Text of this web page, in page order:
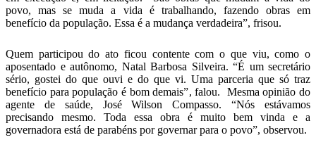
povo, mas se muda a vida é trabalhando, fazendo obras em
benefício da população. Essa é a mudança verdadeira”, frisou.
Quem participou do ato ficou contente com o que viu, como o
aposentado e autônomo, Natal Barbosa Silveira. “É um secretário
sério, gostei do que ouvi e do que vi. Uma parceria que só traz
benefício para população é bom demais”, falou. Mesma opinião do
agente de saúde, José Wilson Compasso. “Nós estávamos
precisando mesmo. Toda essa obra é muito bem vinda e a
governadora está de parabéns por governar para o povo”, observou.